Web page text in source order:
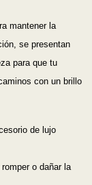
mantener la
se presentan
para que tu
con un brillo
de lujo
o dañar la